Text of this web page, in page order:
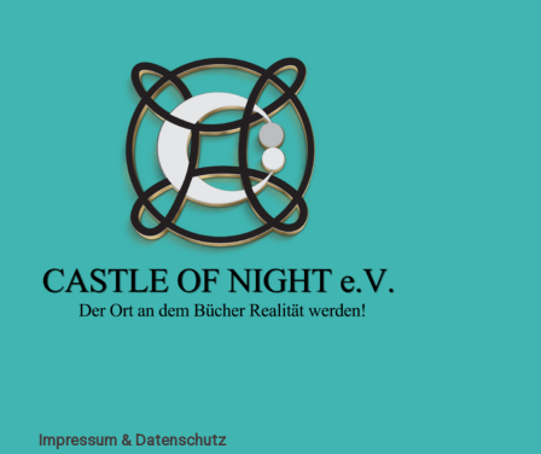
Impressum & Datenschutz